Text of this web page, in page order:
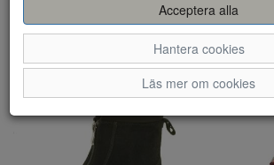
Acceptera alla
Hantera cookies
Läs mer om cookies